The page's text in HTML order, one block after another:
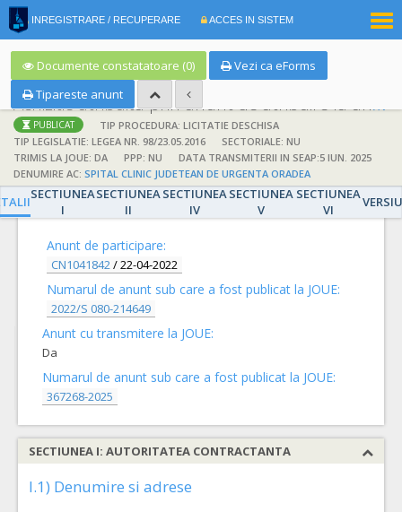
INREGISTRARE / RECUPERARE ACCES IN SISTEM
Documente constatatoare (0)
Vezi ca eForms
Tipareste anunt
Achizitie atribuita prin anunt de atribuire la anunt de participare
PUBLICAT
TIP PROCEDURA: LICITATIE DESCHISA
TIP LEGISLATIE: LEGEA NR. 98/23.05.2016
SECTORIALE: NU
TRIMIS LA JOUE: DA
PPP: NU
DATA TRANSMITERII IN SEAP:5 IUN. 2025
DENUMIRE AC: SPITAL CLINIC JUDETEAN DE URGENTA ORADEA
SECTIUNEA
I
SECTIUNEA
II
SECTIUNEA
IV
SECTIUNEA
V
SECTIUNEA
VI
DETALII
Anunt de participare:
CN1041842/22-04-2022
Numarul de anunt sub care a fost publicat la JOUE:
2022/S 080-214649
Anunt cu transmitere la JOUE:
Da
Numarul de anunt sub care a fost publicat la JOUE:
367268-2025
SECTIUNEA I: AUTORITATEA CONTRACTANTA
I.1) Denumire si adrese